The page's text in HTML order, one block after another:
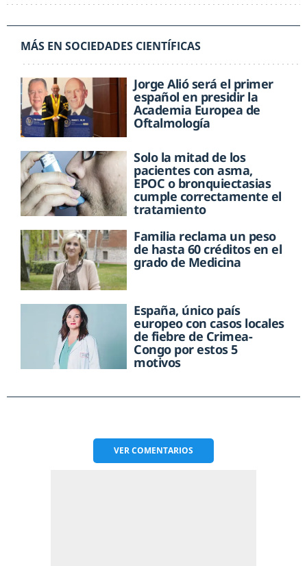
MÁS EN SOCIEDADES CIENTÍFICAS
Jorge Alió será el primer
español en presidir la
Academia Europea de
Oftalmología
Solo la mitad de los
pacientes con asma,
EPOC o bronquiectasias
cumple correctamente el
tratamiento
Familia reclama un peso
de hasta 60 créditos en el
grado de Medicina
España, único país
europeo con casos locales
de fiebre de Crimea-
Congo por estos 5
motivos
VERCOMENTARIOS